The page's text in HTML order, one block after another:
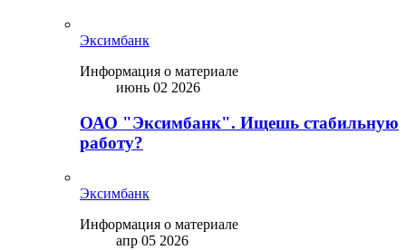
Эксимбанк
Информация о материале
июнь 02 2026
ОАО "Эксимбанк". Ищешь стабильную
работу?
Эксимбанк
Информация о материале
апр 05 2026